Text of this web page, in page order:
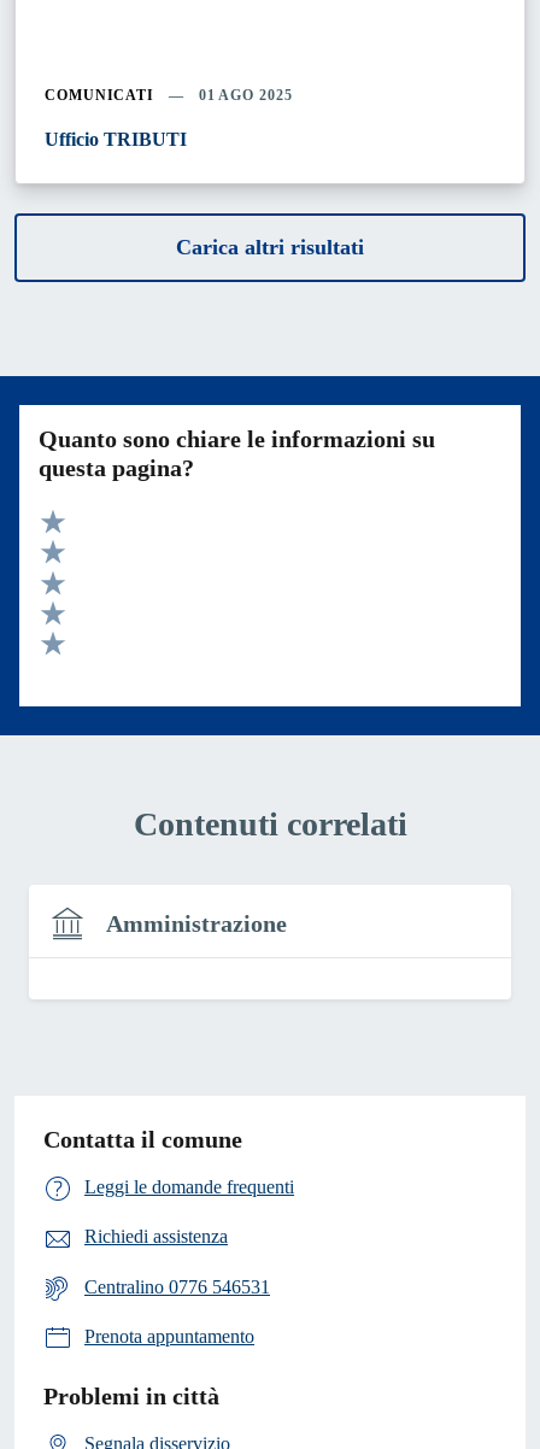
COMUNICATI 01 AGO 2025
Ufficio TRIBUTI
Carica altri risultati
Quanto sono chiare le informazioni su
questa pagina?
Valuta 5 stelle su 5
Valuta 4 stelle su 5
Valuta 3 stelle su 5
Valuta 2 stelle su 5
Contenuti correlati
Amministrazione
Contatta il comune
Leggi le domande frequenti
Richiedi assistenza
Centralino 0776 546531
Prenota appuntamento
Problemi in città
Segnala disservizio